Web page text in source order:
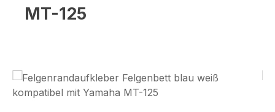
MT-125
Bildergalerie überspringen